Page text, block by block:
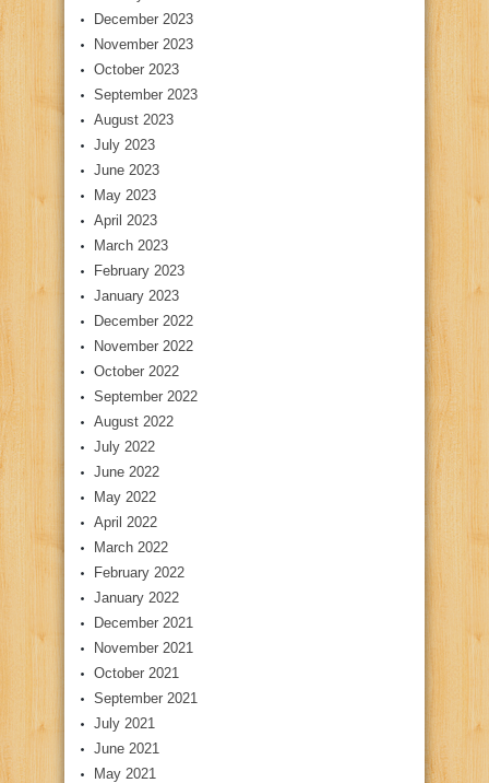
December 2023
November 2023
October 2023
September 2023
August 2023
July 2023
June 2023
May 2023
April 2023
March 2023
February 2023
January 2023
December 2022
November 2022
October 2022
September 2022
August 2022
July 2022
June 2022
May 2022
April 2022
March 2022
February 2022
January 2022
December 2021
November 2021
October 2021
September 2021
July 2021
June 2021
May 2021